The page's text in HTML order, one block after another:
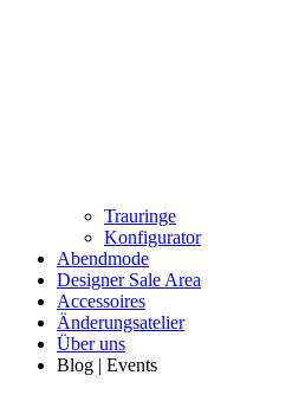
Trauringe
Konfigurator
Abendmode
Designer Sale Area
Accessoires
Änderungsatelier
Über uns
Blog | Events